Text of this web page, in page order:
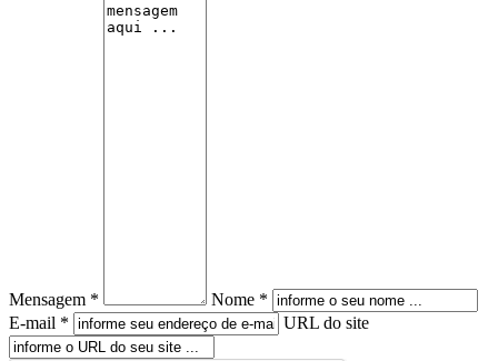
Mensagem *
Nome *
E-mail *
URL do site